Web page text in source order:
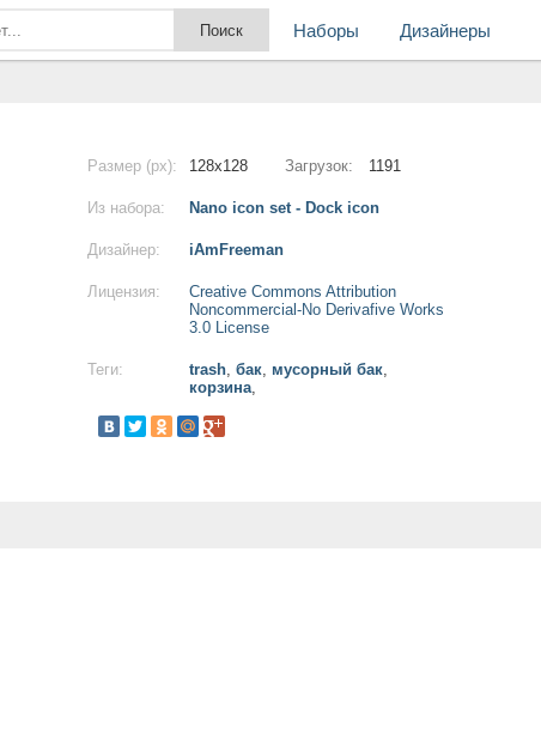
Наборы Дизайнеры
Размер (px): 128x128 Загрузок: 1191
Из набора: Nano icon set - Dock icon
Дизайнер: iAmFreeman
Лицензия:
Creative Commons Attribution
Noncommercial-No Derivafive Works
3.0 License
Теги: trash, бак, мусорный бак,
корзина,